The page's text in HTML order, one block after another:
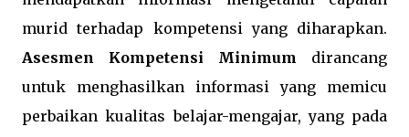
murid terhadap kompetensi yang diharapkan.
Asesmen Kompetensi Minimum dirancang
untuk menghasilkan informasi yang memicu
perbaikan kualitas belajar-mengajar, yang pada